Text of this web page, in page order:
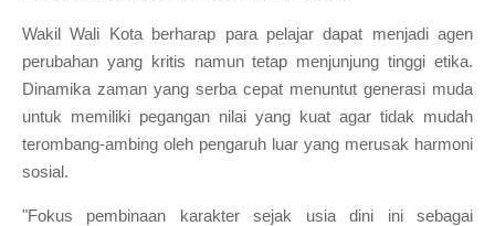
Wakil Wali Kota berharap para pelajar dapat menjadi agen
perubahan yang kritis namun tetap menjunjung tinggi etika.
Dinamika zaman yang serba cepat menuntut generasi muda
untuk memiliki pegangan nilai yang kuat agar tidak mudah
terombang-ambing oleh pengaruh luar yang merusak harmoni
sosial.
"Fokus pembinaan karakter sejak usia dini ini sebagai